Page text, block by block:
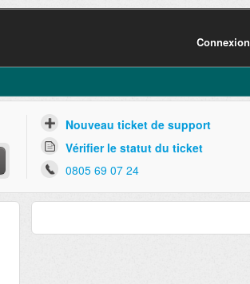
Connexion
Nouveau ticket de support
Vérifier le statut du ticket
0805 69 07 24